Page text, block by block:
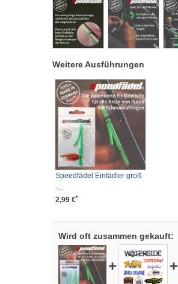
Weitere Ausführungen
Speedfädel Einfädler groß
-...
2,99 €*
Wird oft zusammen gekauft:
+ +